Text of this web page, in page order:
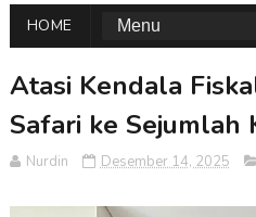
HOME
Atasi Kendala
Safari ke Sejumlah
Nurdin Desember 14, 2025